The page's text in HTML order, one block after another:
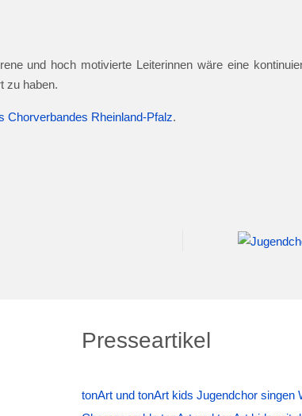
und hoch motivierte Leiterinnen wäre eine
zu haben.
Chorverbandes Rheinland-Pfalz.
Presseartikel
tonArt und tonArt kids Jugendchor singen